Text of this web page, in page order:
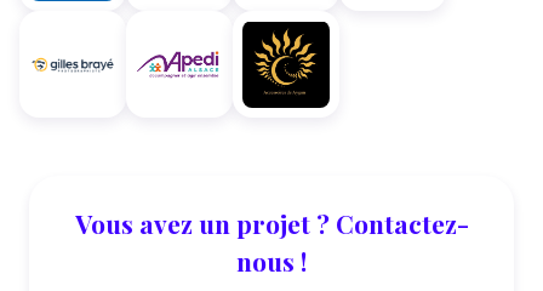
Vous avez un projet ? Contactez-
nous !